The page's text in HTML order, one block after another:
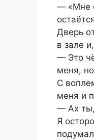
— «Мне
Двеpь
в зале
— Этο
меня,
C
меня и
— Ах ты,
Я